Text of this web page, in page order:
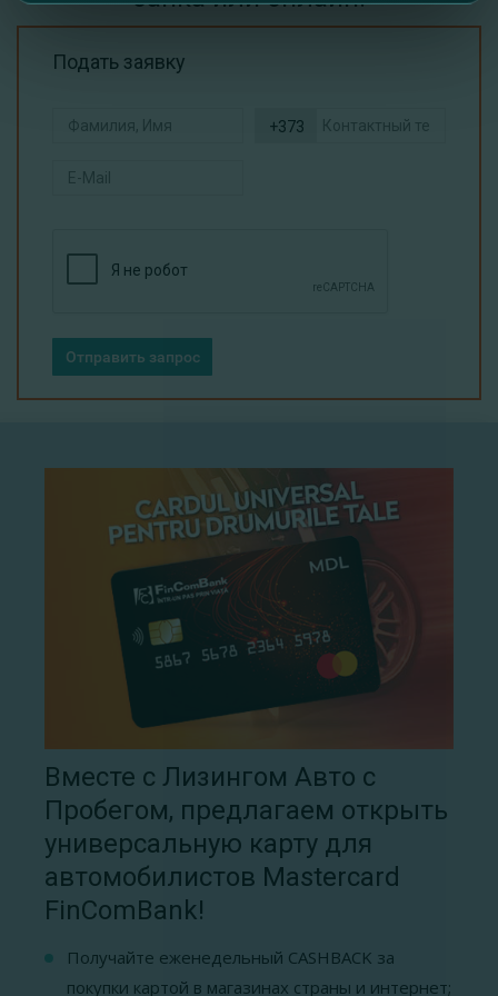
Подать заявку
+373
Отправить запрос
Вместе с Лизингом Авто с
Пробегом, предлагаем открыть
универсальную карту для
автомобилистов Mastercard
FinComBank!
Получайте еженедельный CASHBACK за
покупки картой в магазинах страны и интернет;